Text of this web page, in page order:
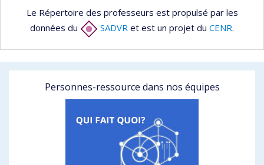
Le Répertoire des professeurs est propulsé par les
données du
SADVR et est un projet du CENR.
Personnes-ressource dans nos équipes